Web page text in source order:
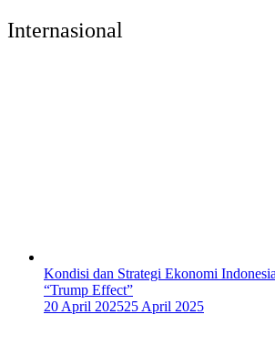
Internasional
Kondisi dan Strategi Ekonomi
“Trump Effect”
20 April 202525 April 2025